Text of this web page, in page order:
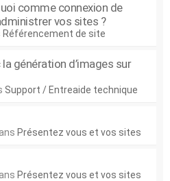
comme connexion de
vos sites ?
Référencement de site
génération d’images sur
Support / Entreaide technique
Présentez vous et vos sites
Présentez vous et vos sites